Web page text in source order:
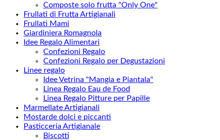
Composte solo frutta "Only One"
Frullati di Frutta Artigianali
Frullati Mami
Giardiniera Romagnola
Idee Regalo Alimentari
Confezioni Regalo
Confezioni Regalo per Degustazioni
Linee regalo
Idee Vetrina "Mangia e Piantala"
Linea Regalo Eau de Food
Linea Regalo Pitture per Papille
Marmellate Artigianali
Mostarde dolci e piccanti
Pasticceria Artigianale
Biscotti